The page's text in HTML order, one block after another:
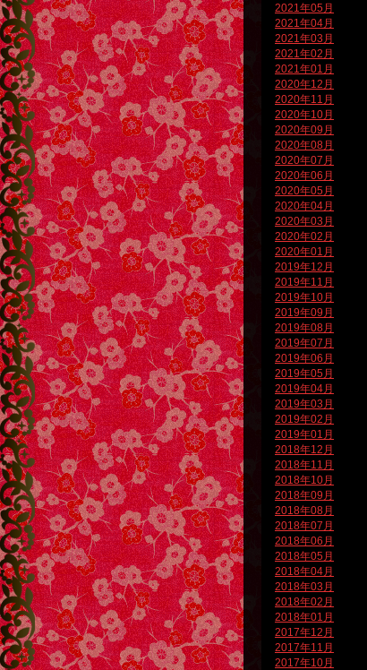
2021年05月
2021年04月
2021年03月
2021年02月
2021年01月
2020年12月
2020年11月
2020年10月
2020年09月
2020年08月
2020年07月
2020年06月
2020年05月
2020年04月
2020年03月
2020年02月
2020年01月
2019年12月
2019年11月
2019年10月
2019年09月
2019年08月
2019年07月
2019年06月
2019年05月
2019年04月
2019年03月
2019年02月
2019年01月
2018年12月
2018年11月
2018年10月
2018年09月
2018年08月
2018年07月
2018年06月
2018年05月
2018年04月
2018年03月
2018年02月
2018年01月
2017年12月
2017年11月
2017年10月